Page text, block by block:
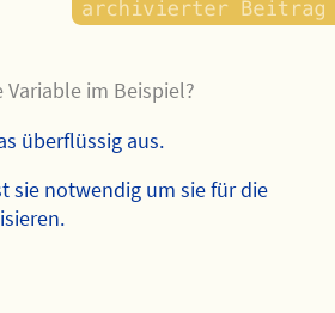
im Beispiel?
überflüssig aus.
sie notwendig um sie für die